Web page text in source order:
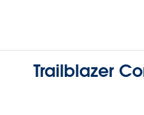
Trailblazer